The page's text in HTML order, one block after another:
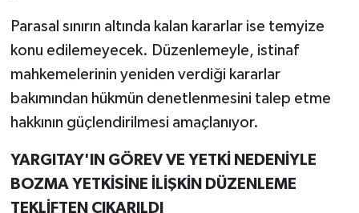
Parasal sınırın altında kalan kararlar ise temyize
konu edilemeyecek. Düzenlemeyle, istinaf
mahkemelerinin yeniden verdiği kararlar
bakımından hükmün denetlenmesini talep etme
hakkının güçlendirilmesi amaçlanıyor.
YARGITAY'IN GÖREV VE YETKİ NEDENİYLE
BOZMA YETKİSİNE İLİŞKİN DÜZENLEME
TEKLİFTEN ÇIKARILDI